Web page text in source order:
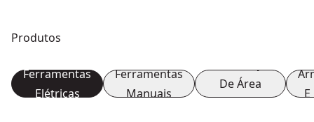
Produtos
Ferramentas
Elétricas
Ferramentas
Manuais
De Área